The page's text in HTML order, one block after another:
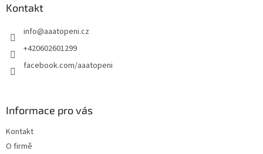
Kontakt
info@aaatopeni.cz
+420602601299
facebook.com/aaatopeni
Informace pro vás
Kontakt
O firmě